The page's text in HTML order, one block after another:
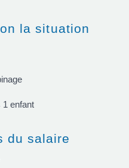
la situation
1 enfant
du salaire